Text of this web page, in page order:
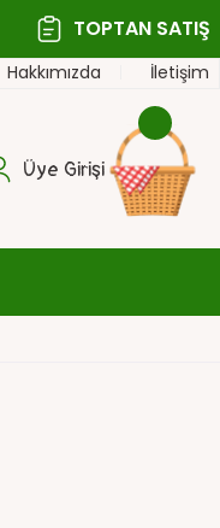
TOPTAN SATIŞ
Hakkımızda İletişim
Üye Girişi